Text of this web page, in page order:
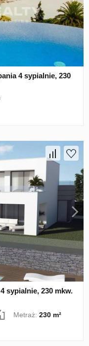
4 sypialnie, 230
sypialnie, 230 mkw.
Metraż:230 m²